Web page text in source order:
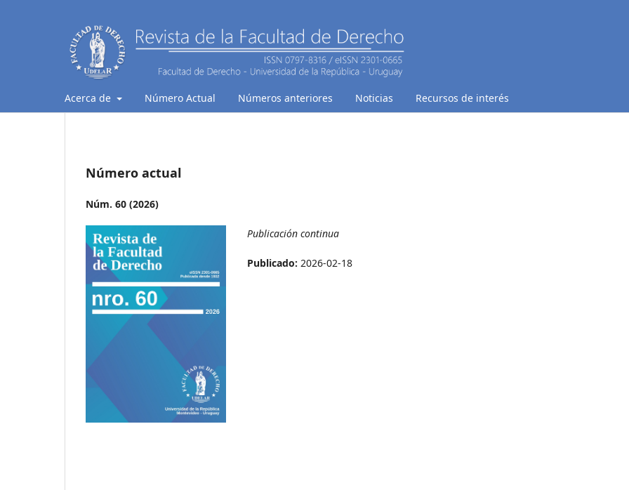
Acerca de Número Actual Números anteriores Noticias Recursos de interés
Número actual
Núm. 60 (2026)
Publicación continua
Publicado: 2026-02-18